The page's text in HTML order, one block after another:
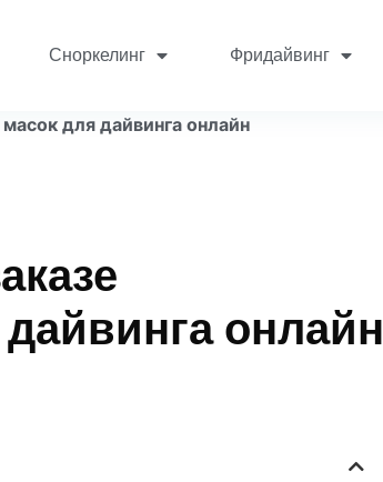
Сноркелинг Фридайвинг
для дайвинга онлайн
онлайн